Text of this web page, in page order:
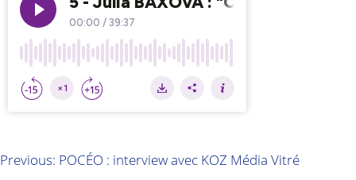
Navigation
Previous: POCÉO : interview avec KOZ Média Vitré